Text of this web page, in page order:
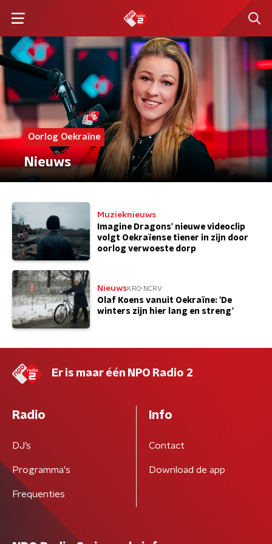
Oorlog Oekraïne
Nieuws
Muzieknieuws
Imagine Dragons' nieuwe videoclip
volgt Oekraïense tiener in zijn door
oorlog verwoeste dorp
NieuwsKRO-NCRV
Olaf Koens vanuit Oekraïne: 'De
winters zijn hier lang en streng'
Er is maar één NPO Radio 2
Radio
DJ’s
Programma's
Frequenties
Info
Contact
Download de app